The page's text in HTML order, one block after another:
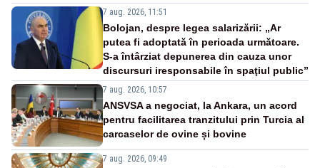
7 aug. 2026, 11:51
Bolojan, despre legea salarizării: „Ar
putea fi adoptată în perioada următoare.
S-a întârziat depunerea din cauza unor
discursuri iresponsabile în spaţiul public”
7 aug. 2026, 10:57
ANSVSA a negociat, la Ankara, un acord
pentru facilitarea tranzitului prin Turcia al
carcaselor de ovine și bovine
7 aug. 2026, 09:49